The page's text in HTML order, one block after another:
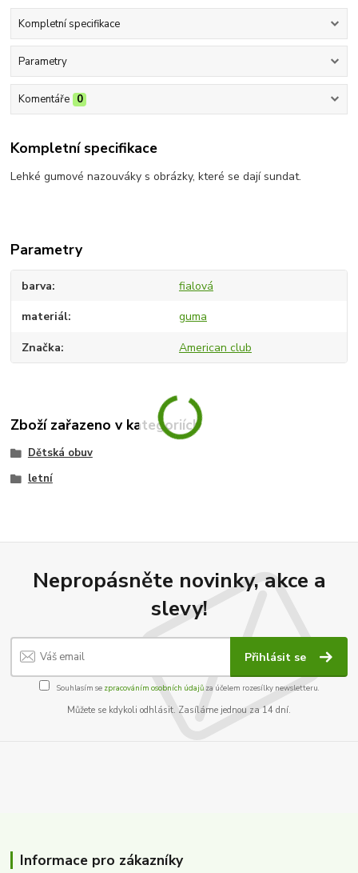
Kompletní specifikace
Parametry
Komentáře 0
Kompletní specifikace
Lehké gumové nazouváky s obrázky, které se dají sundat.
Parametry
barva fialová
materiál guma
Značka American club
Zboží zařazeno v kategoriích
Dětská obuv
letní
Nepropásněte novinky, akce a
slevy!
Přihlásit se
Souhlasím se zpracováním osobních údajůza účelem rozesílky newsletteru.
Můžete se kdykoli odhlásit. Zasíláme jednou za 14 dní.
Informace pro zákazníky